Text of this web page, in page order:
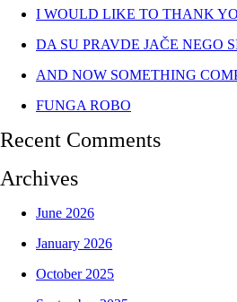
I WOULD LIKE TO THANK
DA SU PRAVDE JAČE NEGO
AND NOW SOMETHING
FUNGA ROBO
Recent Comments
Archives
June 2026
January 2026
October 2025